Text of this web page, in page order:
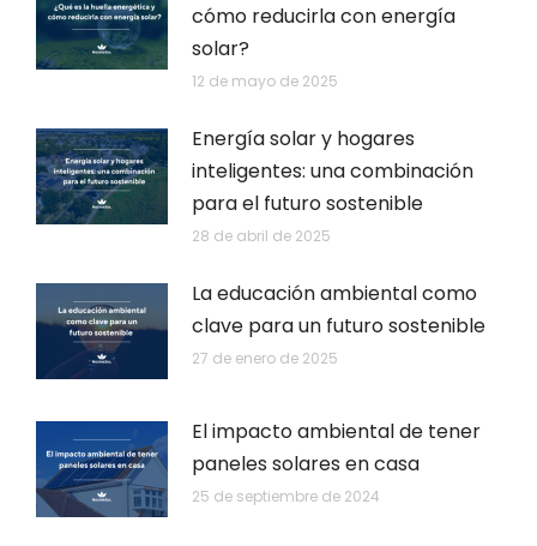
cómo reducirla con energía
solar?
12 de mayo de 2025
Energía solar y hogares
inteligentes: una combinación
para el futuro sostenible
28 de abril de 2025
La educación ambiental como
clave para un futuro sostenible
27 de enero de 2025
El impacto ambiental de tener
paneles solares en casa
25 de septiembre de 2024